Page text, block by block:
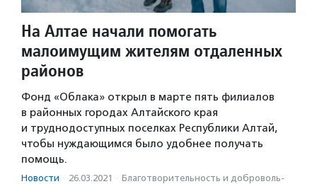
На Алтае начали помогать
малоимущим жителям отдаленных
районов
Фонд «Облака» открыл в марте пять филиалов
в районных городах Алтайского края
и труднодоступных поселках Республики Алтай,
чтобы нуждающимся было удобнее получать
помощь.
Новости · 26.03.2021 · Благотвори­тель­ность и доброволь­